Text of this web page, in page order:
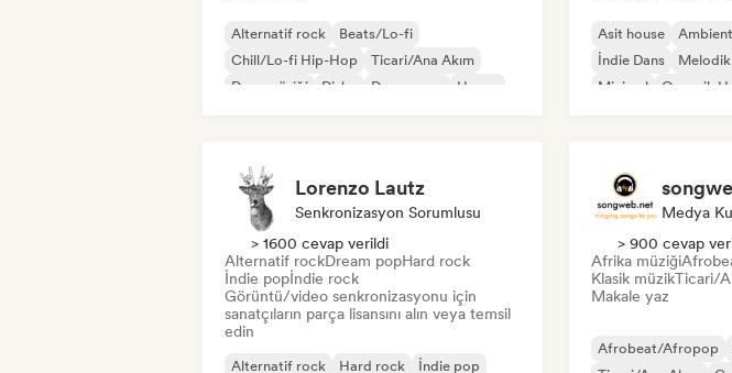
Alternatif rock
Beats/Lo-fi
Chill/Lo-fi Hip-Hop
Ticari/Ana Akım
Dans müziği
Disko Dream pop House
Asit house Ambient
İndie Dans
Minimal
Organik
Lorenzo Lautz
Senkronizasyon Sorumlusu
> 1600 cevap verildi
Alternatif rockDream popHard rock
İndie popİndie rock
Görüntü/video senkronizasyonu için
sanatçıların parça lisansını alın veya temsil
edin
Alternatif rock Hard rock İndie pop
Medya
> 900 cevap
Afrika müziği
Klasik müzikTicari/
Makale yaz
Afrobeat/Afropop